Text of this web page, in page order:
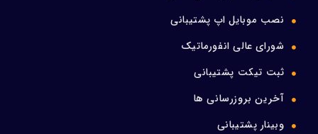
نصب موبایل اپ پشتیبانی
شورای عالی انفورماتیک
ثبت تیکت پشتیبانی
آخرین بروزرسانی ها
وبینار پشتیبانی